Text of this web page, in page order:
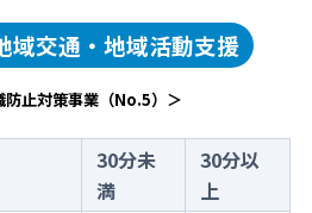
交通・地域活動支援
防止対策事業（No.5）＞
30分未
満
30分以
上